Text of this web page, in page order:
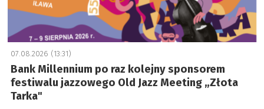
07.08.2026 (13:31)
Bank Millennium po raz kolejny sponsorem
festiwalu jazzowego Old Jazz Meeting „Złota
Tarka"